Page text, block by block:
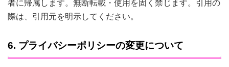
者に帰属します。無断転載・使用を固く禁じます。引用の
際は、引用元を明示してください。
6. プライバシーポリシーの変更について